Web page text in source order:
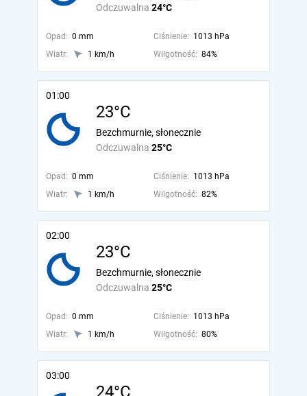
Odczuwalna 24°C
Opad: 0 mm Ciśnienie: 1013 hPa
Wiatr:
1 km/h Wilgotność: 84%
01:00
23°C
Odczuwalna 25°C
Bezchmurnie, słonecznie
Opad: 0 mm Ciśnienie: 1013 hPa
Wiatr:
1 km/h Wilgotność: 82%
02:00
23°C
Odczuwalna 25°C
Bezchmurnie, słonecznie
Opad: 0 mm Ciśnienie: 1013 hPa
Wiatr:
1 km/h Wilgotność: 80%
03:00
24°C